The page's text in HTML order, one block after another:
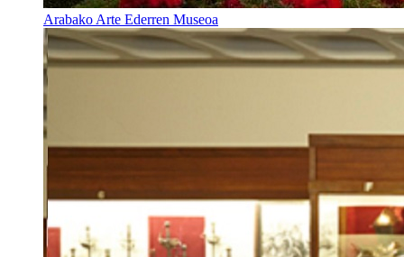
Arabako Arte Ederren Museoa